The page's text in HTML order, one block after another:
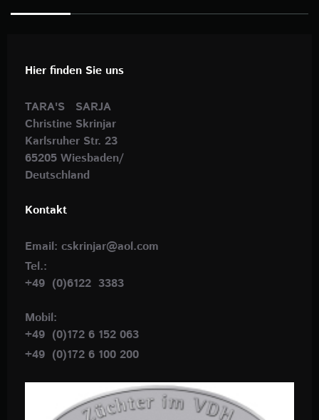
Hier finden Sie uns
TARA'S SARJA
Christine Skrinjar
Karlsruher Str. 23
65205 Wiesbaden/
Deutschland
Kontakt
Email: cskrinjar@aol.com
Tel.:
+49 (0)6122 3383
Mobil:
+49 (0)172 6 152 063
+49 (0)172 6 100 200